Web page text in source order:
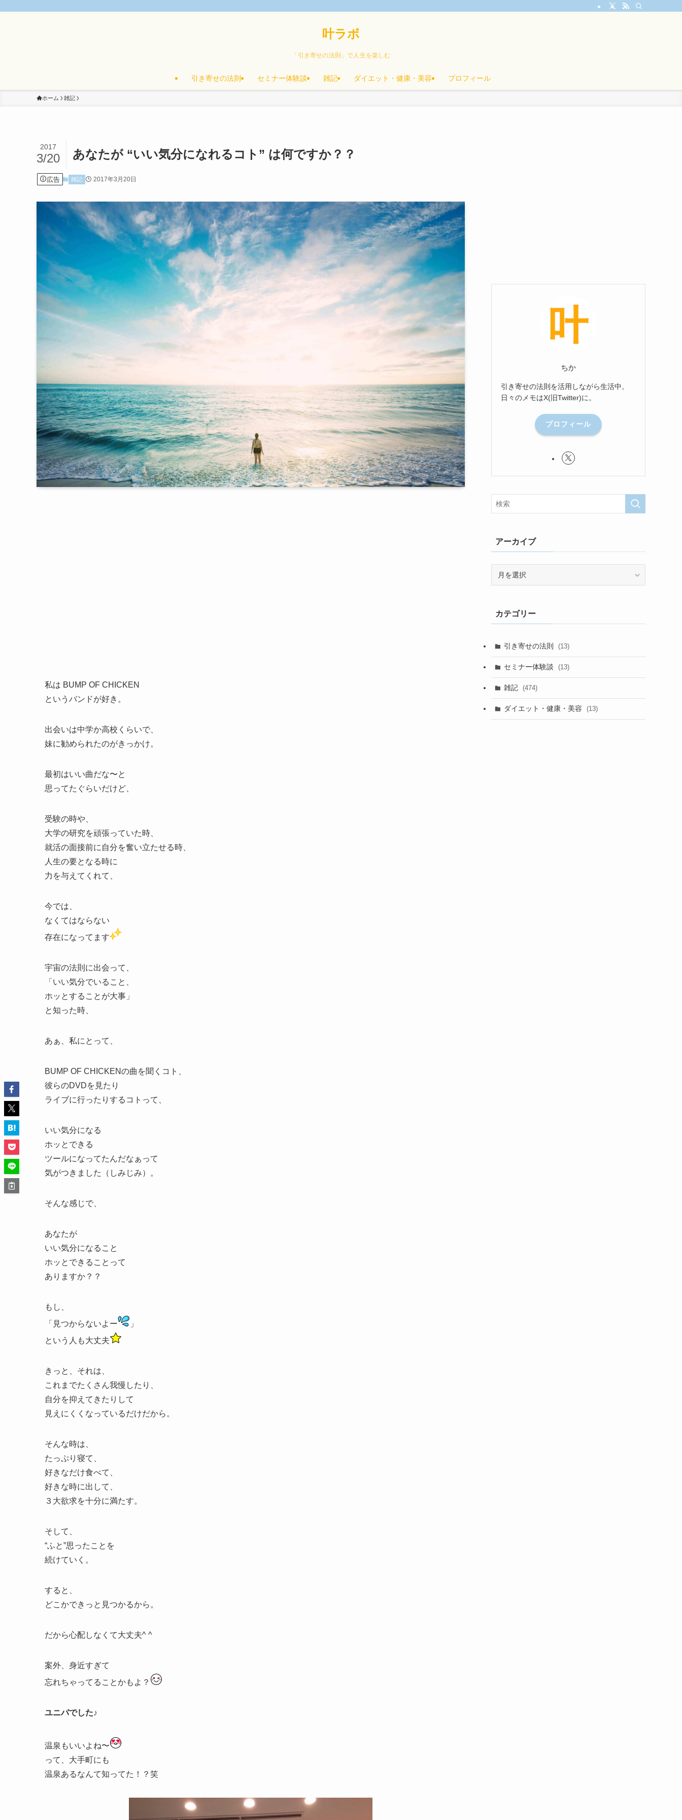
叶ラボ
「引き寄せの法則」で人生を楽しむ
引き寄せの法則 セミナー体験談 雑記 ダイエット・健康・美容 プロフィール
ホーム 雑記
あなたが “いい気分になれるコト” は何ですか？？
2017
3/20
広告 雑記 2017年3月20日
私は BUMP OF CHICKEN
というバンドが好き。
出会いは中学か高校くらいで、
妹に勧められたのがきっかけ。
最初はいい曲だな〜と
思ってたぐらいだけど、
受験の時や、
大学の研究を頑張っていた時、
就活の面接前に自分を奮い立たせる時、
人生の要となる時に
力を与えてくれて、
今では、
なくてはならない
存在になってます
宇宙の法則に出会って、
「いい気分でいること、
ホッとすることが大事」
と知った時、
あぁ、私にとって、
BUMP OF CHICKENの曲を聞くコト、
彼らのDVDを見たり
ライブに行ったりするコトって、
いい気分になる
ホッとできる
ツールになってたんだなぁって
気がつきました（しみじみ）。
そんな感じで、
あなたが
いい気分になること
ホッとできることって
ありますか？？
もし、
「見つからないよー
」
という人も大丈夫
きっと、それは、
これまでたくさん我慢したり、
自分を抑えてきたりして
見えにくくなっているだけだから。
そんな時は、
たっぷり寝て、
好きなだけ食べて、
好きな時に出して、
３大欲求を十分に満たす。
そして、
“ふと”思ったことを
続けていく。
すると、
どこかできっと見つかるから。
だから心配しなくて大丈夫^ ^
案外、身近すぎて
忘れちゃってることかもよ？
ユニバでした♪
温泉もいいよね〜
って、大手町にも
温泉あるなんて知ってた！？笑
ちか
引き寄せの法則を活用しながら生活中。
日々のメモはX(旧Twitter)に。
プロフィール
アーカイブ
ブカテゴリー
引き寄せの法則 (13)
セミナー体験談 (13)
雑記 (474)
ダイエット・健康・美容 (13)